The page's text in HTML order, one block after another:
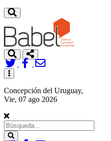
Toggle
navigation
Concepción del Uruguay,
Vie, 07 ago 2026
Search